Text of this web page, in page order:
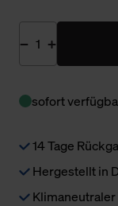
sofort
14 Tage
Hergestellt in
Klimaneutraler